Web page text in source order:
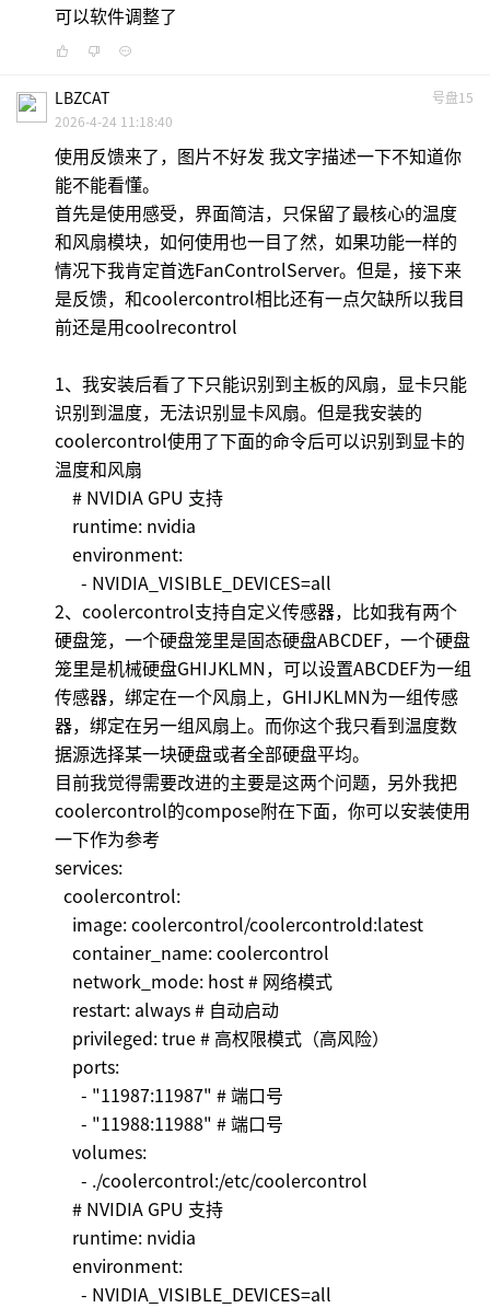
可以软件调整了
号盘15
LBZCAT
2026-4-24 11:18:40
使用反馈来了，图片不好发 我文字描述一下不知道你
能不能看懂。
首先是使用感受，界面简洁，只保留了最核心的温度
和风扇模块，如何使用也一目了然，如果功能一样的
情况下我肯定首选FanControlServer。但是，接下来
是反馈，和coolercontrol相比还有一点欠缺所以我目
前还是用coolrecontrol
1、我安装后看了下只能识别到主板的风扇，显卡只能
识别到温度，无法识别显卡风扇。但是我安装的
coolercontrol使用了下面的命令后可以识别到显卡的
温度和风扇
# NVIDIA GPU 支持
runtime: nvidia
environment:
- NVIDIA_VISIBLE_DEVICES=all
2、coolercontrol支持自定义传感器，比如我有两个
硬盘笼，一个硬盘笼里是固态硬盘ABCDEF，一个硬盘
笼里是机械硬盘GHIJKLMN，可以设置ABCDEF为一组
传感器，绑定在一个风扇上，GHIJKLMN为一组传感
器，绑定在另一组风扇上。而你这个我只看到温度数
据源选择某一块硬盘或者全部硬盘平均。
目前我觉得需要改进的主要是这两个问题，另外我把
coolercontrol的compose附在下面，你可以安装使用
一下作为参考
services:
coolercontrol:
image: coolercontrol/coolercontrold:latest
container_name: coolercontrol
network_mode: host # 网络模式
restart: always # 自动启动
privileged: true # 高权限模式（高风险）
ports:
- "11987:11987" # 端口号
- "11988:11988" # 端口号
volumes:
- ./coolercontrol:/etc/coolercontrol
# NVIDIA GPU 支持
runtime: nvidia
environment:
- NVIDIA_VISIBLE_DEVICES=all